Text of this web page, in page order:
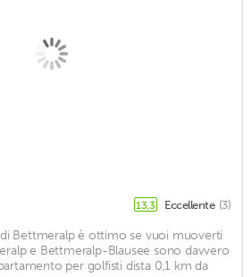
13,3 Eccellente (3)
Bettmeralp è ottimo se vuoi muoverti
e Bettmeralp-Blausee sono davvero
per golfisti dista 0,1 km da